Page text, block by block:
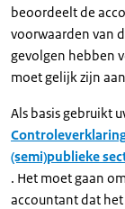
beoordeelt de
voorwaarden van
gevolgen hebben
moet gelijk zijn
Als basis gebruikt
(semi)publieke
. Het moet gaan
accountant dat